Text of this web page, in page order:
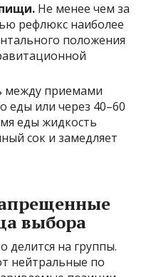
Не менее чем за
рефлюкс наиболее
положения
между приемами
еды или через 40–60
еды жидкость
сок и замедляет
выбора
делится на группы.
нейтральные по